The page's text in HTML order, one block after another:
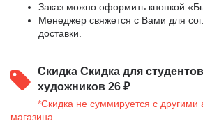
Заказ можно оформить кнопкой
Менеджер свяжется с Вами для
доставки.
Скидка Скидка для
художников 26 ₽
*Скидка не суммируется с другими
магазина